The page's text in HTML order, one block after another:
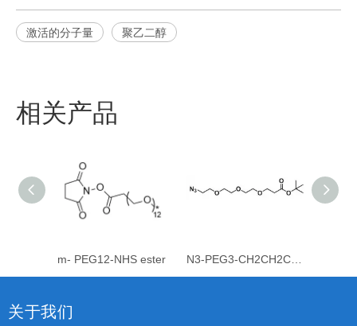
激活的分子量 聚乙二醇
相关产品
m- PEG12-NHS ester N3-PEG3-CH2CH2COOtBu
关于我们